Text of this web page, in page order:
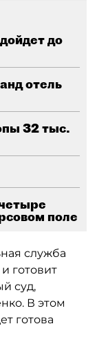
до
отель
32 тыс.
поле
служба
готовит
суд,
В этом
готова